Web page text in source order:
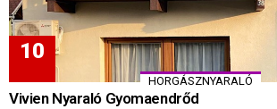
HORGÁSZNYARALÓ
Vivien Nyaraló Gyomaendrőd